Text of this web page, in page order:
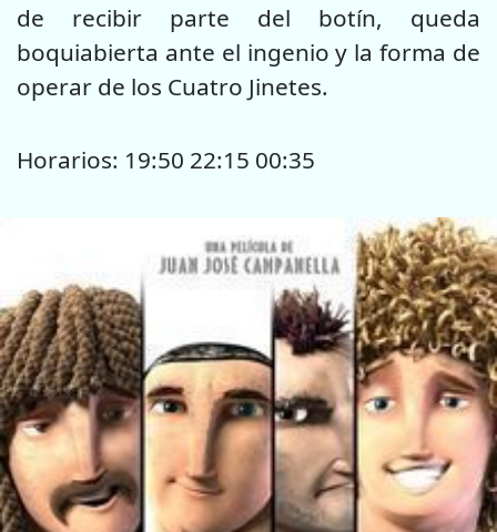
de recibir parte del botín, queda
boquiabierta ante el ingenio y la forma de
operar de los Cuatro Jinetes.
Horarios: 19:50 22:15 00:35